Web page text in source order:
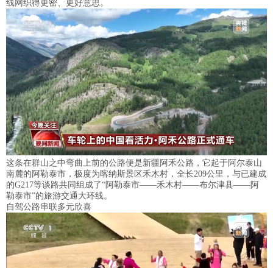
线网织得更密、更好意思。
这条在群山之中弯曲上前的公路便是新疆阿禾公路，它起于阿尔泰山
南麓的阿勒泰市，极度为喀纳斯景区禾木村，全长209公里，与已建成
的G217等谈路共同组成了“阿勒泰市——禾木村——布尔津县——阿
勒泰市”的旅游交通大环线。
自驾公路串联多元欣喜